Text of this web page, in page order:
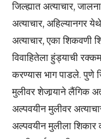
जिल्ह्यात अत्याचार,
अत्याचार, अहिल्यानगर
अत्याचार, एका शिकवणी
विवाहितेला हुंड्याची
करण्यास भाग पाडले. पुणे
मुलीवर शेजार्‍याने लैंगिक
अल्पवयीन मुलीवर
अल्पवयीन मुलीला